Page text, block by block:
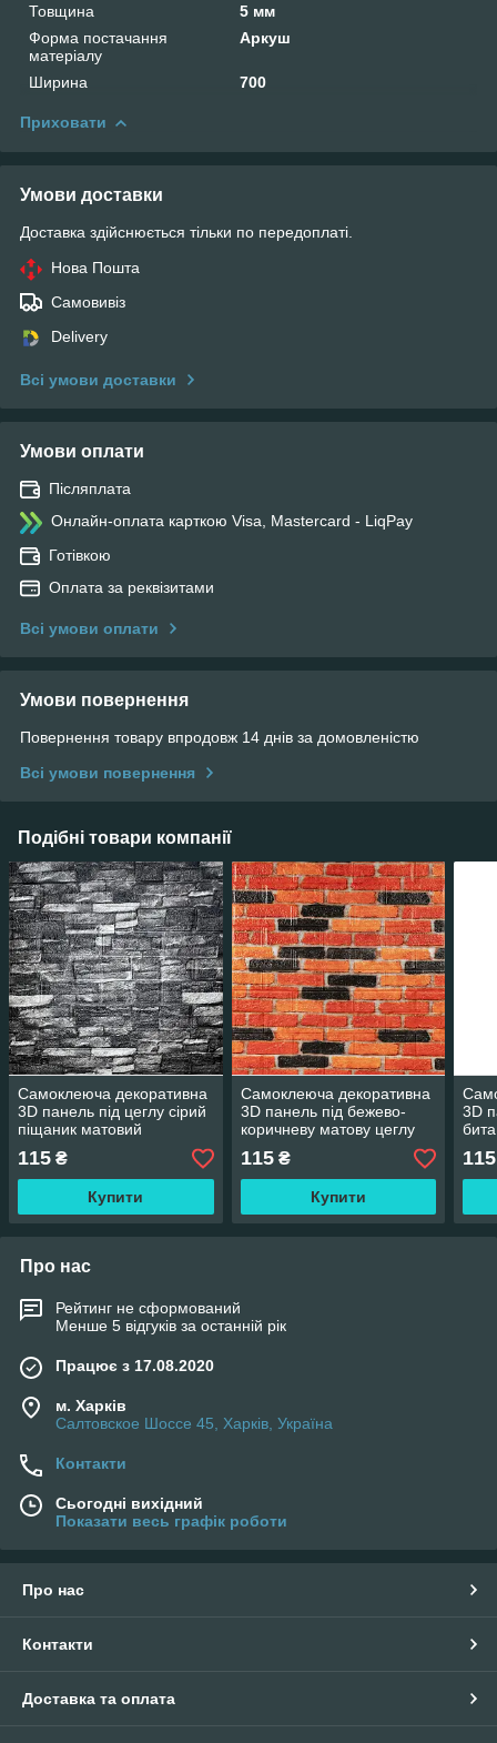
Товщина
5 мм
Форма постачання
матеріалу
Аркуш
Ширина 700
Приховати
Умови доставки
Доставка здійснюється тільки по передоплаті.
Нова Пошта
Самовивіз
Delivery
Всі умови доставки
Умови оплати
Післяплата
Онлайн-оплата карткою Visa, Mastercard - LiqPay
Готівкою
Оплата за реквізитами
Всі умови оплати
Умови повернення
Повернення товару впродовж 14 днів за домовленістю
Всі умови повернення
Подібні товари компанії
Самоклеюча декоративна
3D панель під цеглу сірий
піщаник матовий
700х770х5мм (059M) SW-
00000634
115 ₴
Купити
Самоклеюча декоративна
3D панель під бежево-
коричневу матову цеглу
катеринослав
700х770х5мм (047M) SW-
00000636
115₴
Купити
3D
115
Про нас
Рейтинг не сформований
Менше 5 відгуків за останній рік
Працює з 17.08.2020
м. Харків
Салтовское Шоссе 45, Харків, Україна
Контакти
Сьогодні вихідний
Показати весь графік роботи
Про нас
Контакти
Доставка та оплата